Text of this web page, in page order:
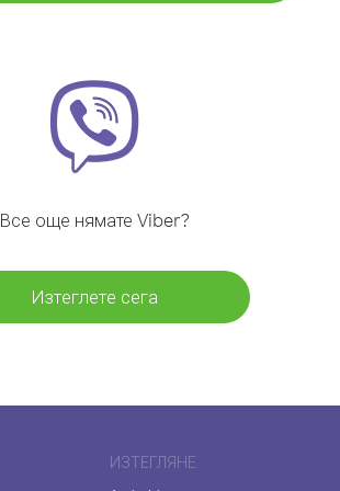
Все още нямате Viber?
Изтеглете сега
ИЗТЕГЛЯНЕ